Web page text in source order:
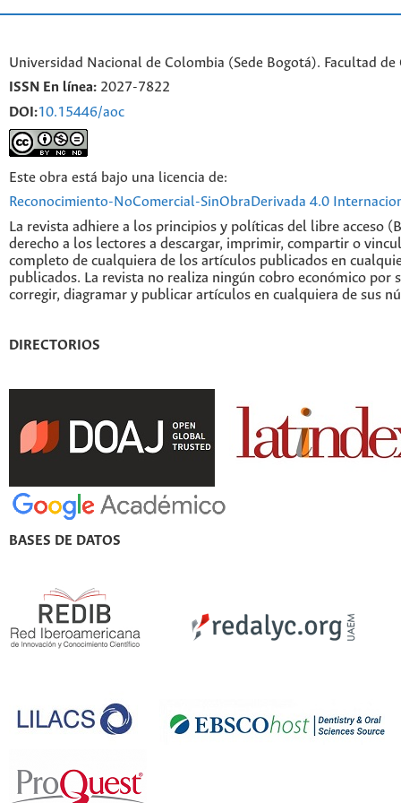
Universidad Nacional de Colombia (Sede Bogotá). Facultad
ISSN En línea: 2027-7822
DOI:10.15446/aoc
Este obra está bajo una licencia de:
Reconocimiento-NoComercial-SinObraDerivada 4.0
La revista adhiere a los principios y políticas del libre acceso
derecho a los lectores a descargar, imprimir, compartir o
completo de cualquiera de los artículos publicados en
publicados. La revista no realiza ningún cobro económico por
corregir, diagramar y publicar artículos en cualquiera de sus
DIRECTORIOS
BASES DE DATOS